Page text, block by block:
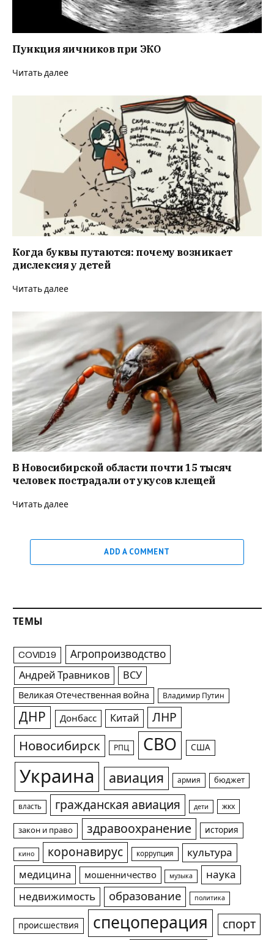
Пункция яичников при ЭКО
Читать далее
Когда буквы путаются: почему возникает
дислексия у детей
Читать далее
В Новосибирской области почти 15 тысяч
человек пострадали от укусов клещей
Читать далее
ADD A COMMENT
ТЕМЫ
COVID19 Агропроизводство
Андрей Травников ВСУ
Великая Отечественная война Владимир Путин
ДНР Донбасс Китай ЛНР
Новосибирск РПЦ СВО США
Украина авиация армия бюджет
власть гражданская авиация дети жкх
закон и право здравоохранение история
кино коронавирус коррупция
культура
медицина
мошенничество музыка
наука
недвижимость
образование политика
происшествия спецоперация спорт